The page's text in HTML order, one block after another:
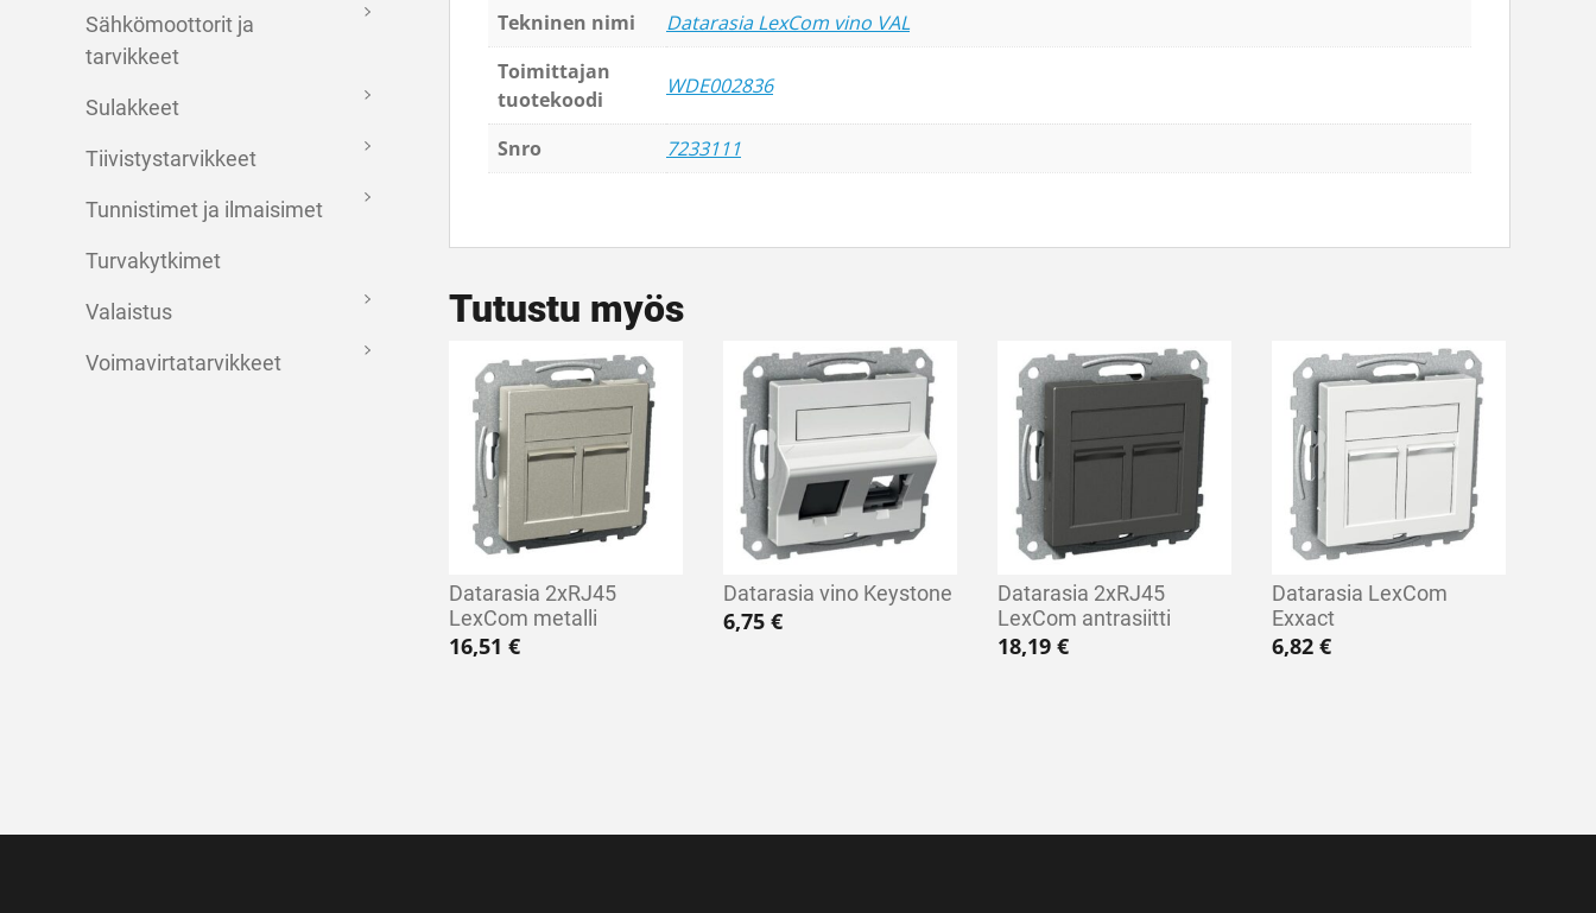
Sähkömoottorit ja
tarvikkeet
Sulakkeet
Tiivistystarvikkeet
Tunnistimet ja ilmaisimet
Turvakytkimet
Valaistus
Voimavirtatarvikkeet
Tekninen nimi
Datarasia LexCom vino VAL
Toimittajan
tuotekoodi
WDE002836
Snro 7233111
Tutustu myös
Datarasia 2xRJ45
LexCom metalli
16,51 €
Datarasia vino Keystone
6,75€
Datarasia 2xRJ45
LexCom antrasiitti
18,19€
Datarasia LexCom
Exxact
6,82€